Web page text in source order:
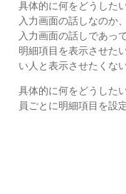
具体的に何をどうした
入力画面の話しなのか
入力画面の話しであっ
明細項目を表示させた
い人と表示させたくな
具体的に何をどうした
員ごとに明細項目を設